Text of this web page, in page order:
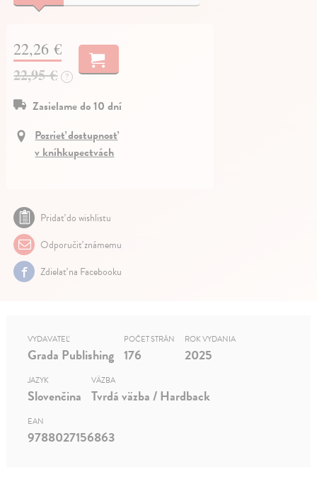
22,26 €
22,95 € ?
Zasielame do 10 dní
Pozrieť dostupnosť
v kníhkupectvách
Pridať do wishlistu
Odporučiť známemu
Zdielať na Facebooku
VYDAVATEĽ
Grada Publishing
POČET STRÁN
176
ROK VYDANIA
2025
JAZYK
Slovenčina
VÄZBA
Tvrdá väzba / Hardback
EAN
9788027156863